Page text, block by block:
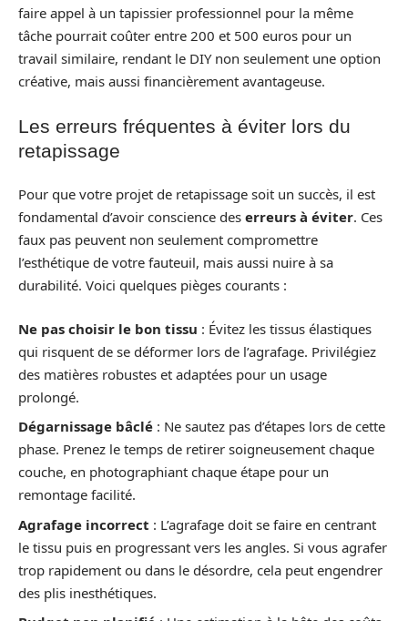
faire appel à un tapissier professionnel pour la même
tâche pourrait coûter entre 200 et 500 euros pour un
travail similaire, rendant le DIY non seulement une option
créative, mais aussi financièrement avantageuse.
Les erreurs fréquentes à éviter lors du
retapissage
Pour que votre projet de retapissage soit un succès, il est
fondamental d’avoir conscience des erreurs à éviter. Ces
faux pas peuvent non seulement compromettre
l’esthétique de votre fauteuil, mais aussi nuire à sa
durabilité. Voici quelques pièges courants :
Ne pas choisir le bon tissu : Évitez les tissus élastiques
qui risquent de se déformer lors de l’agrafage. Privilégiez
des matières robustes et adaptées pour un usage
prolongé.
Dégarnissage bâclé : Ne sautez pas d’étapes lors de cette
phase. Prenez le temps de retirer soigneusement chaque
couche, en photographiant chaque étape pour un
remontage facilité.
Agrafage incorrect : L’agrafage doit se faire en centrant
le tissu puis en progressant vers les angles. Si vous agrafer
trop rapidement ou dans le désordre, cela peut engendrer
des plis inesthétiques.